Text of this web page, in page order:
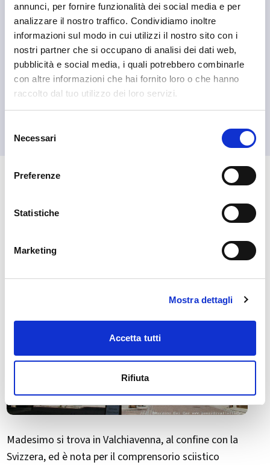
annunci, per fornire funzionalità dei social media e per
analizzare il nostro traffico. Condividiamo inoltre
informazioni sul modo in cui utilizzi il nostro sito con i
nostri partner che si occupano di analisi dei dati web,
pubblicità e social media, i quali potrebbero combinarle
con altre informazioni che hai fornito loro o che hanno
raccolto dal tuo utilizzo dei loro servizi.
delNecessari
Preferenze
Statistiche
Marketing
Mostra dettagli
Accetta tutti
Rifiuta
Madesimo
Madesimo si trova in Valchiavenna, al confine con la
Svizzera, ed è nota per il comprensorio sciistico